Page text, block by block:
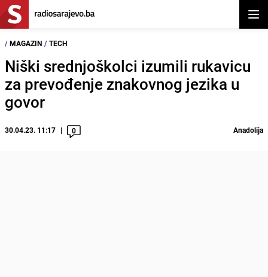
/ MAGAZIN / TECH
Niški srednjoškolci izumili rukavicu
za prevođenje znakovnog jezika u
govor
30.04.23. 11:17 0 Anadolija